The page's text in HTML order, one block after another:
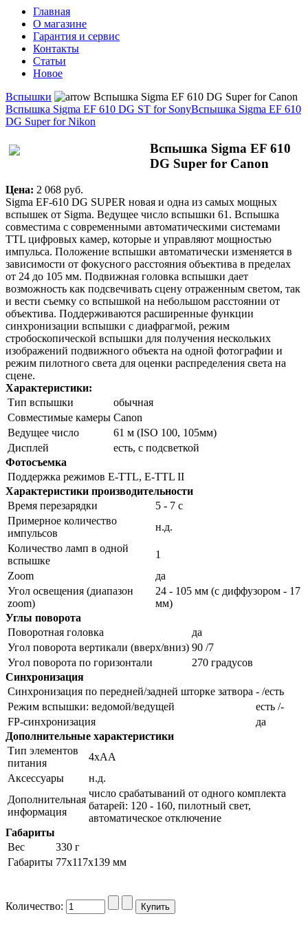
Главная
О магазине
Гарантия и сервис
Контакты
Статьи
Новое
Вспышки
Вспышка Sigma EF 610 DG Super for Canon
Вспышка Sigma EF 610 DG ST for SonyВспышка Sigma EF 610
DG Super for Nikon
Вспышка Sigma EF 610
DG Super for Canon
Цена: 2 068 pуб.
Sigma EF-610 DG SUPER новая и одна из самых мощных
вспышек от Sigma. Ведущее число вспышки 61. Вспышка
совместима с современными автоматическими системами
TTL цифровых камер, которые и управляют мощностью
импульса. Положение вспышки автоматически изменяется в
зависимости от фокусного расстояния объектива в пределах
от 24 до 105 мм. Подвижная головка вспышки дает
возможность как подсвечивать сцену отраженным светом, так
и вести съемку со вспышкой на небольшом расстоянии от
объектива. Поддерживаются расширенные функции
синхронизации вспышки с диафрагмой, режим
стробоскопической вспышки для получения нескольких
изображений подвижного объекта на одной фотографии и
режим пилотного света для оценки распределения света на
сцене.
Характеристики:
Тип вспышки
обычная
Совместимые камеры Canon
Ведущее число
61 м (ISO 100, 105мм)
Дисплей
есть, с подсветкой
Фотосъемка
Поддержка режимов E-TTL, E-TTL II
Характеристики производительности
Время перезарядки
5 - 7 c
Примерное количество
импульсов
н.д.
Количество ламп в одной
вспышке
1
Zoom
да
Угол освещения (диапазон
zoom)
24 - 105 мм (с диффузором - 17
мм)
Углы поворота
Поворотная головка
да
Угол поворота вертикали (вверх/вниз) 90 /7
Угол поворота по горизонтали
270 градусов
Синхронизация
Синхронизация по передней/задней шторке затвора - /есть
Режим вспышки: ведомой/ведущей
есть /-
FP-синхронизация
да
Дополнительные характеристики
Тип элементов
питания
4хAA
Аксессуары
н.д.
Дополнительная
информация
число срабатываний от одного комплекта
батарей: 120 - 160, пилотный свет,
автоматическое отключение
Габариты
Вес
330 г
Габариты 77x117x139 мм
Количество: